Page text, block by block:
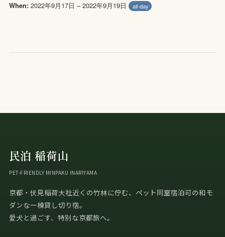
When: 2022年9月17日 – 2022年9月19日 all-day
民泊 稲荷山
PET-FRIENDLY MINPAKU INARIYAMA
京都・伏見稲荷大社近くの竹林に佇む、ペット同室宿泊可の和モ
ダンな一棟貸し切り宿。
愛犬と過ごす、特別な京都旅へ。